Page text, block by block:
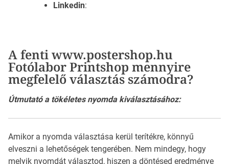
Linkedin:
A fenti www.postershop.hu
Fotólabor Printshop mennyire
megfelelő választás számodra?
Útmutató a tökéletes nyomda kiválasztásához:
Amikor a nyomda választása kerül terítékre, könnyű
elveszni a lehetőségek tengerében. Nem mindegy, hogy
melyik nyomdát választod, hiszen a döntésed eredménye